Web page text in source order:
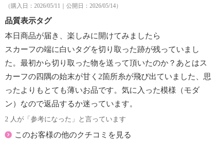
（購入日：2026/05/11｜公開日：2026/05/14）
品質表示タグ
本日商品が届き、楽しみに開けてみましたら
スカーフの端に白いタグを切り取った跡が残っていまし
た。最初から切り取った物を送って頂いたのか？あとはス
カーフの四隅の始末が甘く2箇所糸が飛び出ていました、思
ったよりもとても薄いお品です。気に入った模様（モダ
ン）なので返品するか迷っています。
2 人が「参考になった」と言っています
このお客様の他のクチコミを見る